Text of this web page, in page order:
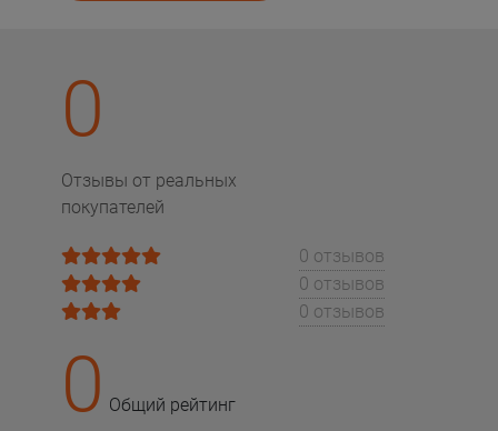
0
Отзывы от реальных
покупателей
0 отзывов
0 отзывов
0 отзывов
0 Общий рейтинг